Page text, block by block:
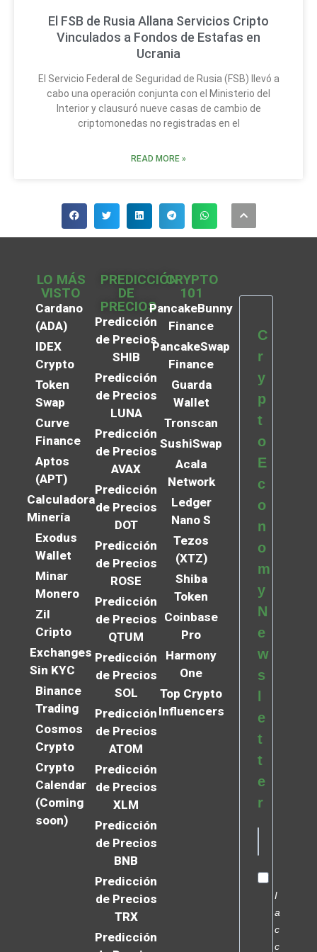
El FSB de Rusia Allana Servicios Cripto
Vinculados a Fondos de Estafas en
Ucrania
El Servicio Federal de Seguridad de Rusia (FSB) llevó a
cabo una operación conjunta con el Ministerio del
Interior y clausuró nueve casas de cambio de
criptomonedas no registradas en el
READ MORE »
LO MÁS
VISTO
Cardano
(ADA)
IDEX
Crypto
Token
Swap
Curve
Finance
Aptos
(APT)
Calculadora
Minería
Exodus
Wallet
Minar
Monero
Zil
Cripto
Exchanges
Sin KYC
Binance
Trading
Cosmos
Crypto
Crypto
Calendar
(Coming
soon)
PREDICCIÓN
DE
PRECIOS
Predicción
de Precios
SHIB
Predicción
de Precios
LUNA
Predicción
de Precios
AVAX
Predicción
de Precios
DOT
Predicción
de Precios
ROSE
Predicción
de Precios
QTUM
Predicción
de Precios
SOL
Predicción
de Precios
ATOM
Predicción
de Precios
XLM
Predicción
de Precios
BNB
Predicción
de Precios
TRX
Predicción
CRYPTO
101
PancakeBunny
Finance
PancakeSwap
Finance
Guarda
Wallet
Tronscan
SushiSwap
Acala
Network
Ledger
Nano S
Tezos
(XTZ)
Shiba
Token
Coinbase
Pro
Harmony
One
Top Crypto
Influencers
C
r
y
p
t
o
E
c
o
n
o
m
y
N
e
w
s
e
t
t
e
r
I
a
c
c